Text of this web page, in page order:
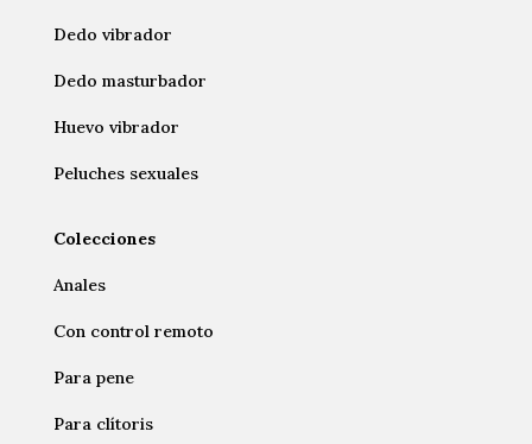
Dedo vibrador
Dedo masturbador
Huevo vibrador
Peluches sexuales
Colecciones
Anales
Con control remoto
Para pene
Para clítoris